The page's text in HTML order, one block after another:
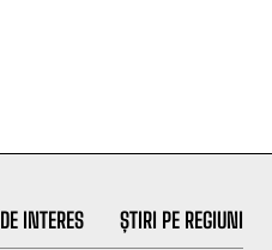
DE INTERES ȘTIRI PE REGIUNI